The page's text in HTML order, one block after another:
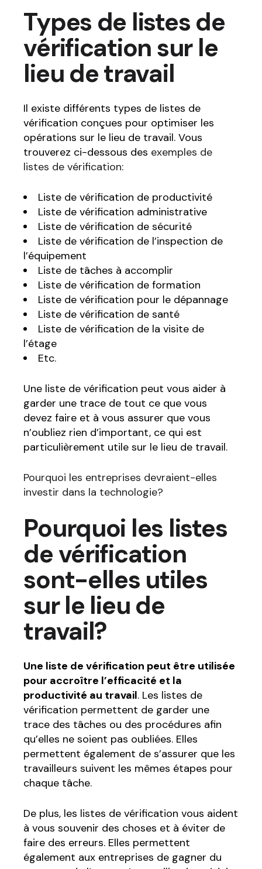
Types de listes de
vérification sur le
lieu de travail
Il existe différents types de listes de
vérification conçues pour optimiser les
opérations sur le lieu de travail. Vous
trouverez ci-dessous des exemples de
listes de vérification:
Liste de vérification de productivité
Liste de vérification administrative
Liste de vérification de sécurité
Liste de vérification de l’inspection de
l’équipement
Liste de tâches à accomplir
Liste de vérification de formation
Liste de vérification pour le dépannage
Liste de vérification de santé
Liste de vérification de la visite de
l’étage
Etc.
Une liste de vérification peut vous aider à
garder une trace de tout ce que vous
devez faire et à vous assurer que vous
n’oubliez rien d’important, ce qui est
particulièrement utile sur le lieu de travail.
Pourquoi les entreprises devraient-elles
investir dans la technologie?
Pourquoi les listes
de vérification
sont-elles utiles
sur le lieu de
travail?
Une liste de vérification peut être utilisée
pour accroître l’efficacité et la
productivité au travail. Les listes de
vérification permettent de garder une
trace des tâches ou des procédures afin
qu’elles ne soient pas oubliées. Elles
permettent également de s’assurer que les
travailleurs suivent les mêmes étapes pour
chaque tâche.
De plus, les listes de vérification vous aident
à vous souvenir des choses et à éviter de
faire des erreurs. Elles permettent
également aux entreprises de gagner du